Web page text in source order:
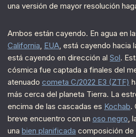
una versión de mayor resolución
Ambos están cayendo. En agua en
California EUA , está cayendo hacia
está cayendo en dirección al Sol.
cósmica fue captada a finales del
atenuado cometa C/2022 E3 (ZTF)
más cerca del planeta Tierra. La
encima de las cascadas es Kochab.
breve encuentro con un oso negro ,
una bien planificada composición de